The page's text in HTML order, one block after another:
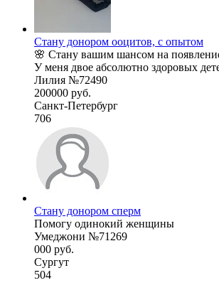
Стану донором ооцитов, с опытом
🌸 Стану вашим шансом на
У меня двое абсолютно здоровых
Лилия №72490
200000 руб.
Санкт-Петербург
706
Стану донором сперм
Помогу одинокий женщины
Умеджони №71269
000 руб.
Сургут
504